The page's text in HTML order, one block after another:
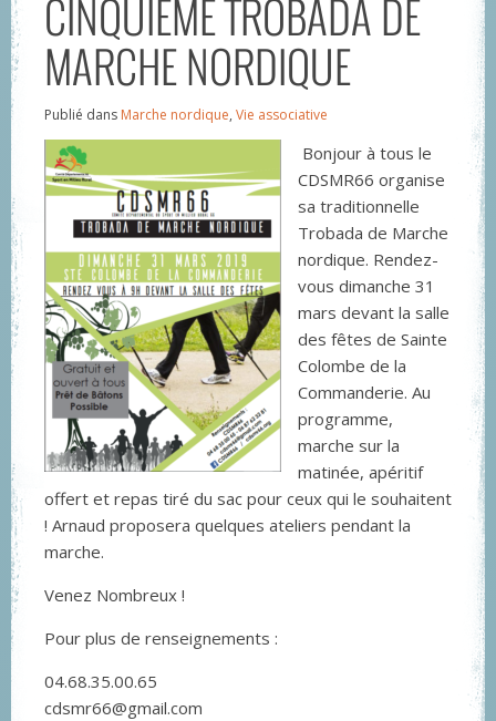
CINQUIÈME TROBADA DE
MARCHE NORDIQUE
Publié dans Marche nordique, Vie associative
Bonjour à tous le
CDSMR66 organise
sa traditionnelle
Trobada de Marche
nordique. Rendez-
vous dimanche 31
mars devant la salle
des fêtes de Sainte
Colombe de la
Commanderie. Au
programme,
marche sur la
matinée, apéritif
offert et repas tiré du sac pour ceux qui le souhaitent
! Arnaud proposera quelques ateliers pendant la
marche.
Venez Nombreux !
Pour plus de renseignements :
04.68.35.00.65
cdsmr66@gmail.com